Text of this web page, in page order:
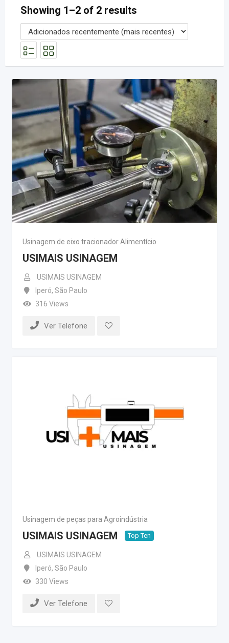
Showing 1–2 of 2 results
Usinagem de eixo tracionador Alimentício
USIMAIS USINAGEM
USIMAIS USINAGEM
Iperó, São Paulo
316 Views
Ver Telefone
Usinagem de peças para Agroindústria
USIMAIS USINAGEM Top Ten
USIMAIS USINAGEM
Iperó, São Paulo
330 Views
Ver Telefone